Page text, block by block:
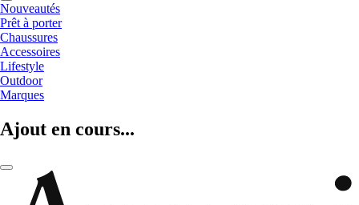
Nouveautés
Prêt à porter
Chaussures
Accessoires
Lifestyle
Outdoor
Marques
Ajout en cours...